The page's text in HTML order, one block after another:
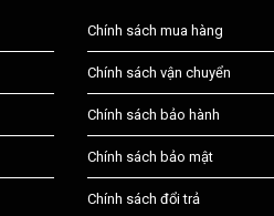
Chính sách mua hàng
Chính sách vận chuyển
Chính sách bảo hành
Chính sách bảo mật
Chính sách đổi trả